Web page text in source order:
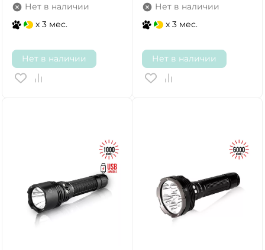
Нет в наличии
x 3 мес.
Нет в наличии
Нет в наличии
x 3 мес.
Нет в наличии